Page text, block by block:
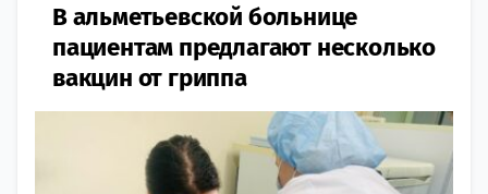
В альметьевской больнице
пациентам предлагают несколько
вакцин от гриппа